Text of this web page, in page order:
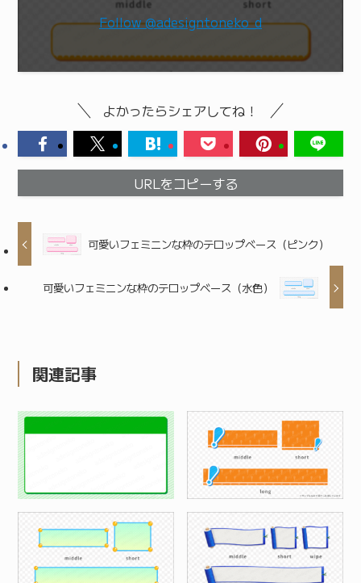
Follow @adesigntoneko_d
よかったらシェアしてね！
URLをコピーする
可愛いフェミニンな枠のテロップベース（ピンク）
可愛いフェミニンな枠のテロップベース（水色）
関連記事